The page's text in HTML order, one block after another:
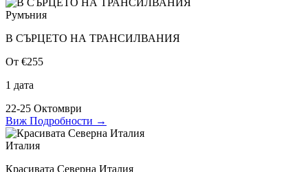
Румъния
В СЪРЦЕТО НА ТРАНСИЛВАНИЯ
От €255
1 дата
22-25 Октомври
Виж Подробности →
Италия
Красивата Северна Италия